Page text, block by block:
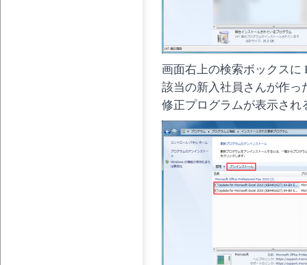
画面右上の検索ボックスに
該当の新入社員さんが作っ
修正プログラムが表示さ